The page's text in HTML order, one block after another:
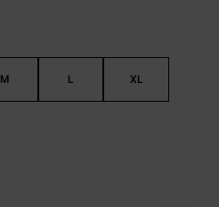
M L XL